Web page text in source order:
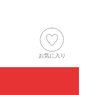
お気に入り